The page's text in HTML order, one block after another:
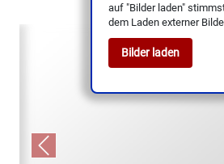
auf "Bilder laden"
dem Laden externer
Bilder laden
Previous